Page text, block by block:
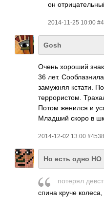
он
2014-11-25 10:00
Gosh
Очень хороший
36 лет.
замужняя кстати.
террористом­.
Потом женился и
Младший скоро в
2014-12-02 13:00
Но есть одно НО
потерял
спина круче